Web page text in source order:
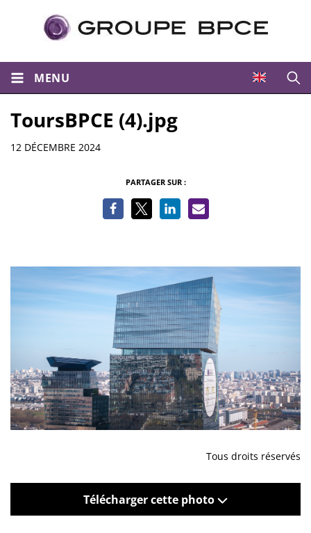
MENU
ToursBPCE (4).jpg
Informations
12 DÉCEMBRE 2024
PARTAGER SUR :
Tous droits réservés
Télécharger cette photo